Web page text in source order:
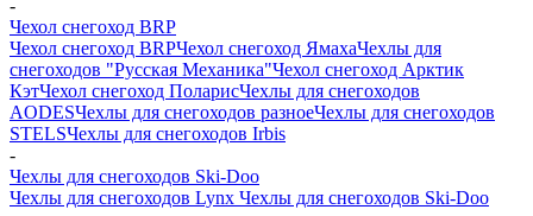
-
Чехол снегоход BRP
Чехол снегоход BRPЧехол снегоход ЯмахаЧехлы для
снегоходов "Русская Механика"Чехол снегоход Арктик
КэтЧехол снегоход ПоларисЧехлы для снегоходов
AODESЧехлы для снегоходов разноеЧехлы для снегоходов
STELSЧехлы для снегоходов Irbis
-
Чехлы для снегоходов Ski-Doo
Чехлы для снегоходов Lynx Чехлы для снегоходов Ski-Doo